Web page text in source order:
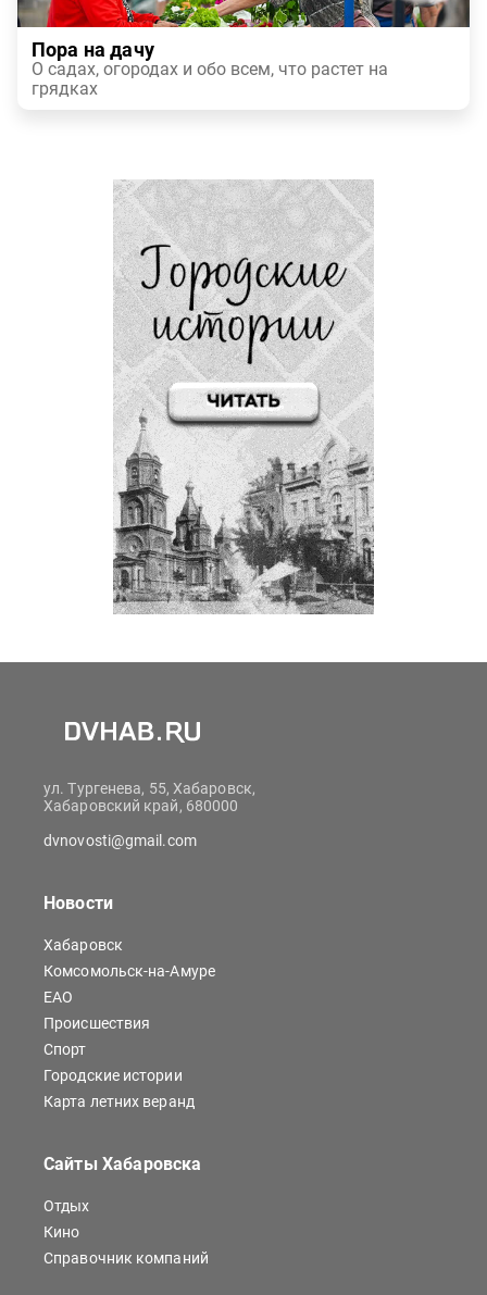
Пора на дачу
О садах, огородах и обо всем, что растет на
грядках
ул. Тургенева, 55, Хабаровск,
Хабаровский край, 680000
dvnovosti@gmail.com
Новости
Хабаровск
Комсомольск-на-Амуре
ЕАО
Происшествия
Спорт
Городские истории
Карта летних веранд
Сайты Хабаровска
Отдых
Кино
Справочник компаний